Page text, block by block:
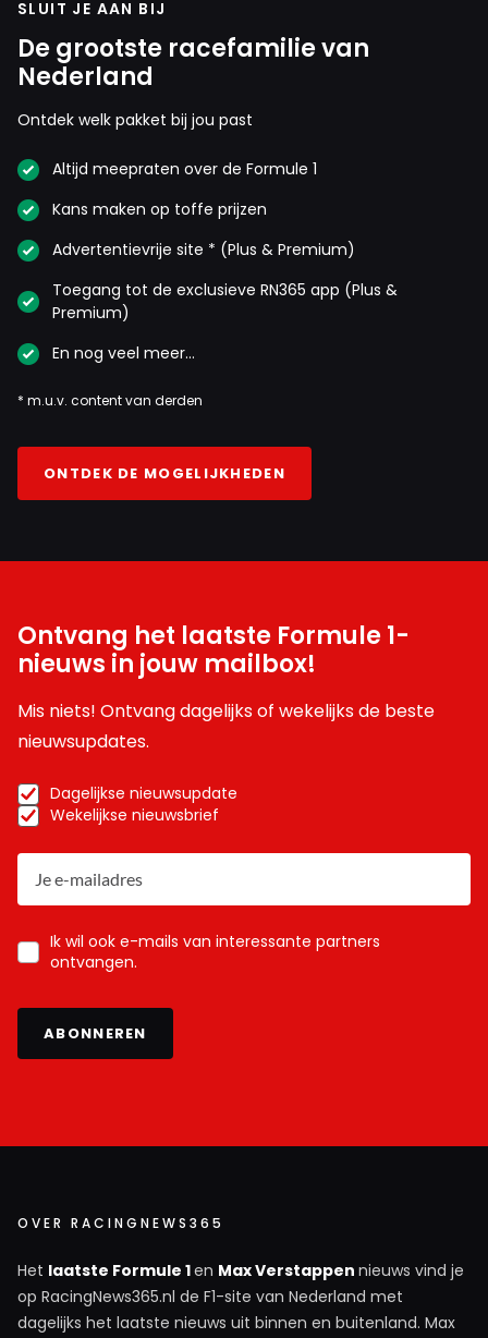
SLUIT JE AAN BIJ
De grootste racefamilie van
Nederland
Ontdek welk pakket bij jou past
Altijd meepraten over de Formule 1
Kans maken op toffe prijzen
Advertentievrije site * (Plus & Premium)
Toegang tot de exclusieve RN365 app (Plus &
Premium)
En nog veel meer…
* m.u.v. content van derden
ONTDEK DE MOGELIJKHEDEN
Ontvang het laatste Formule 1-
nieuws in jouw mailbox!
Mis niets! Ontvang dagelijks of wekelijks de beste
nieuwsupdates.
Dagelijkse nieuwsupdate
Wekelijkse nieuwsbrief
Ik wil ook e-mails van interessante partners
ontvangen.
ABONNEREN
OVER RACINGNEWS365
Het laatste Formule 1en Max Verstappen nieuws vind je
op RacingNews365.nl de F1-site van Nederland met
dagelijks het laatste nieuws uit binnen en buitenland. Max